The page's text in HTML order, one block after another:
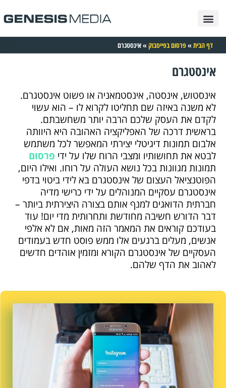
דף הבית »פרסום בפייסבוק »אינסטגרם
אינסטגרם
אינסטוש, אינסטה, אינסטמאניה או פשוט אינסטגרם.
לא משנה באיזה שם תחליטו לקרוא לו – הוא עשוי
לקדם את העסק שלכם הרבה יותר משחשבתם.
בראשית דרכה של האפליקציה האהובה היא היוותה
אלבום תמונות דיגיטלי יצירתי המאפשר לכל משתמש
לבטא את תחושותיו ומצבי הרוח שלו על ידי פרסום
תמונות מגוונות בכל נושא העולה על רוחו. ואילו היום,
הפוטנציאל העצום של אינסטגרם בא לידי ביטוי בדפי
אינסטגרם עסקיים המנוהלים על ידי כרישי מדיה
חברתית הדואגים למנף אותם בצורה היצירתית ביותר –
דבר הדורש חשיבה מחודשת ותחרותית מדי יום! עוד
בעודכם קוראים את המאמר הזה מאות, אם לא אלפי
אנשים, מעלים ברגעים אלו ממש פוסט חדש בעמודים
העסקיים של אינסטגרם הקורא ומזמין אוהדים חדשים
לאהוב את הדף שלהם.